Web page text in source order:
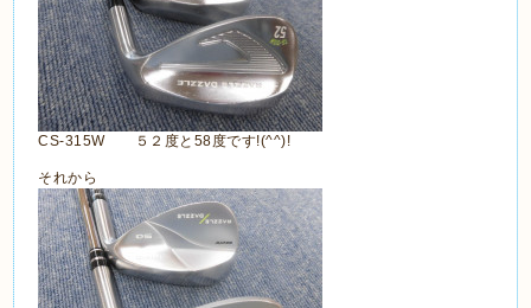
CS-315W ５２度と58度です!(^^)!
それから